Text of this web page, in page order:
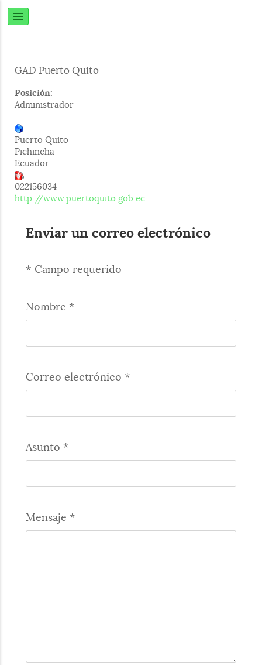
GAD Puerto Quito
Posición:
Administrador
Puerto Quito
Pichincha
Ecuador
022156034
http://www.puertoquito.gob.ec
Enviar un correo electrónico
* Campo requerido
Nombre *
Correo electrónico *
Asunto *
Mensaje *